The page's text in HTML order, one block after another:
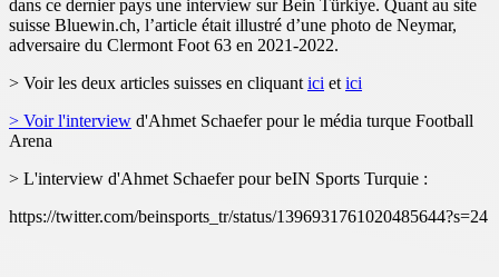
dans ce dernier pays une interview sur Bein Türkiye. Quant au site
suisse Bluewin.ch, l’article était illustré d’une photo de Neymar,
adversaire du Clermont Foot 63 en 2021-2022.
> Voir les deux articles suisses en cliquant ici et ici
> Voir l'interview d'Ahmet Schaefer pour le média turque Football
Arena
> L'interview d'Ahmet Schaefer pour beIN Sports Turquie :
https://twitter.com/beinsports_tr/status/1396931761020485644?s=24